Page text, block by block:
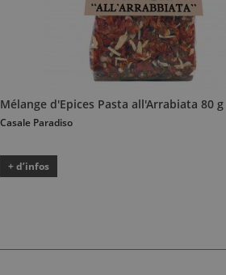
Mélange d'Epices Pasta all'Arrabiata 80 g
Casale Paradiso
+ d’infos